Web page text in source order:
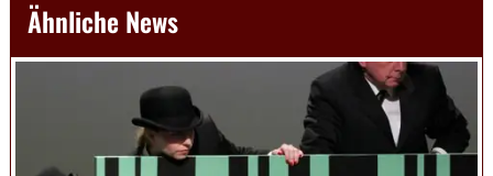
Ähnliche News